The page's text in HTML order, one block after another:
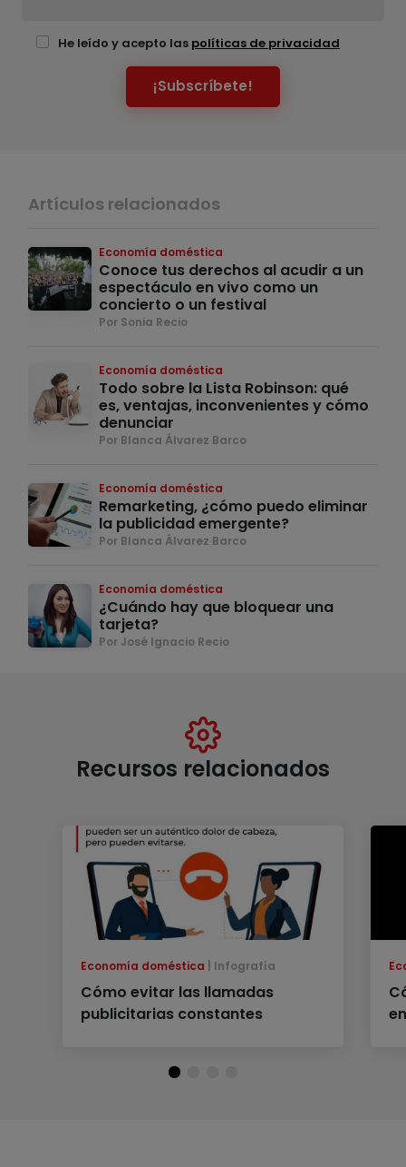
He leído y acepto las políticas de privacidad
¡Subscríbete!
Artículos relacionados
Economía doméstica
Conoce tus derechos al acudir a un
espectáculo en vivo como un
concierto o un festival
Por Sonia Recio
Economía doméstica
Todo sobre la Lista Robinson: qué
es, ventajas, inconvenientes y cómo
denunciar
Por Blanca Álvarez Barco
Economía doméstica
Remarketing, ¿cómo puedo eliminar
la publicidad emergente?
Por Blanca Álvarez Barco
Economía doméstica
¿Cuándo hay que bloquear una
tarjeta?
Por José Ignacio Recio
Recursos relacionados
Economía doméstica Infografía
Cómo evitar las llamadas
publicitarias constantes